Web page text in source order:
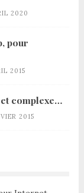
2020
pour
2015
complexe…
2015